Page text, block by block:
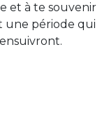
et à te souvenir
une période qui